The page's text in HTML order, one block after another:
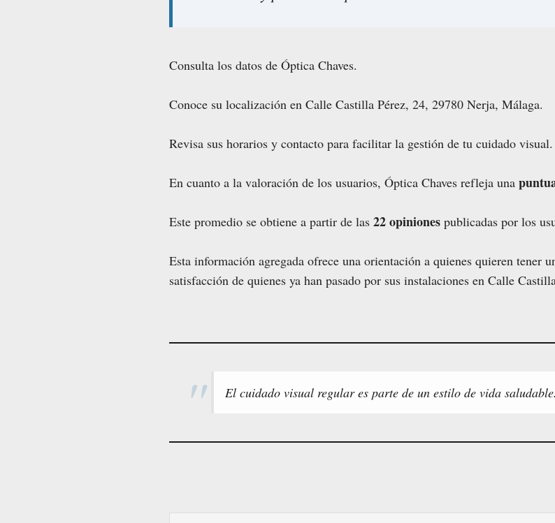
Consulta los datos de Óptica Chaves.
Conoce su localización en Calle Castilla Pérez, 24, 29780 Nerja, Málaga.
Revisa sus horarios y contacto para facilitar la gestión de tu cuidado visual.
En cuanto a la valoración de los usuarios, Óptica Chaves refleja una
Este promedio se obtiene a partir de las 22 opiniones publicadas por los
Esta información agregada ofrece una orientación a quienes quieren tener
satisfacción de quienes ya han pasado por sus instalaciones en Calle
El cuidado visual regular es parte de un estilo de vida saludable.